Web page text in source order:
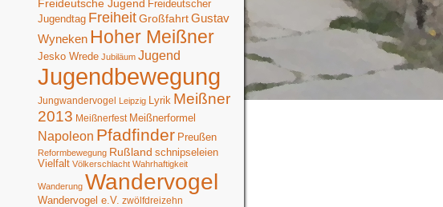
Freideutsche Jugend Freideutscher
Jugendtag FreiheitGroßfahrtGustav
Wyneken Hoher Meißner
Jesko Wrede Jubiläum Jugend
Jugendbewegung
Jungwandervogel Leipzig Lyrik Meißner
2013 Meißnerfest Meißnerformel
Napoleon Pfadfinder Preußen
Reformbewegung Rußland schnipseleien
Vielfalt Völkerschlacht Wahrhaftigkeit
Wanderung Wandervogel
Wandervogel e.V. zwölfdreizehn